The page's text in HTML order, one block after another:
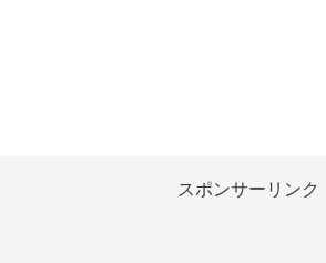
スポンサーリンク